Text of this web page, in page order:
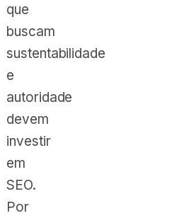
que
buscam
sustentabilidade
e
autoridade
devem
investir
em
SEO.
Por